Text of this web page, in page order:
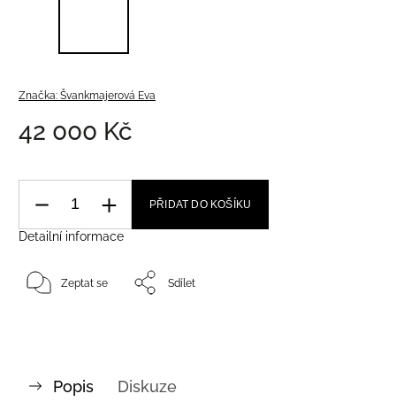
Značka: Švankmajerová Eva
42 000 Kč
PŘIDAT DO KOŠÍKU
Detailní informace
Zeptat se Sdílet
Popis Diskuze